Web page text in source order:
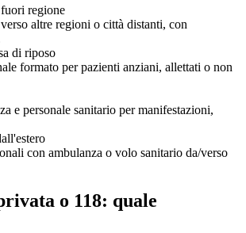
regione
altre regioni o città distanti, con
di riposo
formato per pazienti anziani, allettati o non
e personale sanitario per manifestazioni,
con ambulanza o volo sanitario da/verso
o 118: quale